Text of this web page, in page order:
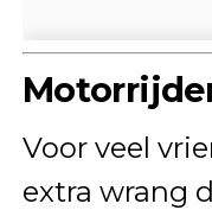
Voor veel
extra wrang